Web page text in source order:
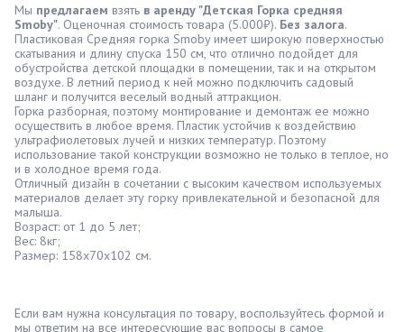
Мы предлагаем взять в аренду "Детская Горка средняя
Smoby". Оценочная стоимость товара (5.000₽). Без залога.
Пластиковая Средняя горка Smoby имеет широкую поверхностью
скатывания и длину спуска 150 см, что отлично подойдет для
обустройства детской площадки в помещении, так и на открытом
воздухе. В летний период к ней можно подключить садовый
шланг и получится веселый водный аттракцион.
Горка разборная, поэтому монтирование и демонтаж ее можно
осуществить в любое время. Пластик устойчив к воздействию
ультрафиолетовых лучей и низких температур. Поэтому
использование такой конструкции возможно не только в теплое, но
и в холодное время года.
Отличный дизайн в сочетании с высоким качеством используемых
материалов делает эту горку привлекательной и безопасной для
малыша.
Возраст: от 1 до 5 лет;
Вес: 8кг;
Размер: 158х70х102 см.
Если вам нужна консультация по товару, воспользуйтесь формой и
мы ответим на все интересующие вас вопросы в самое